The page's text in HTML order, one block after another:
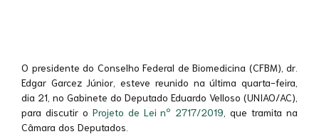
O presidente do Conselho Federal de Biomedicina (CFBM), dr.
Edgar Garcez Júnior, esteve reunido na última quarta-feira,
dia 21, no Gabinete do Deputado Eduardo Velloso (UNIAO/AC),
para discutir o Projeto de Lei nº 2717/2019 , que tramita na
Câmara dos Deputados.